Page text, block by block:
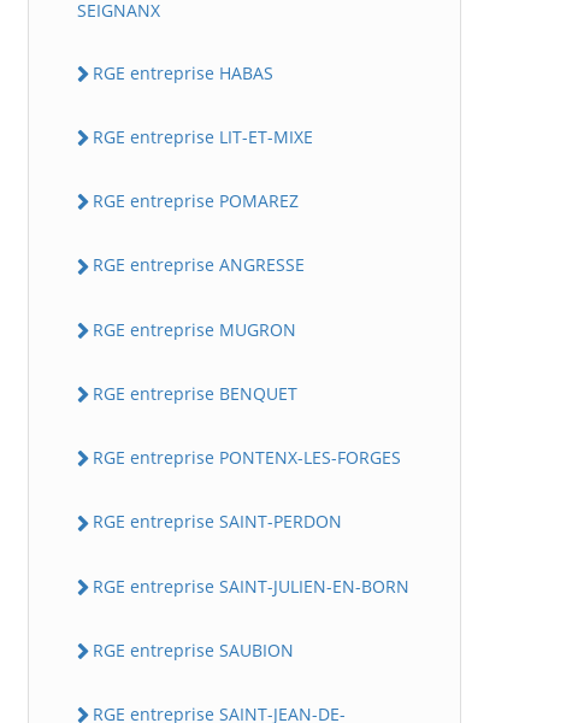
SEIGNANX
RGE entreprise HABAS
RGE entreprise LIT-ET-MIXE
RGE entreprise POMAREZ
RGE entreprise ANGRESSE
RGE entreprise MUGRON
RGE entreprise BENQUET
RGE entreprise PONTENX-LES-FORGES
RGE entreprise SAINT-PERDON
RGE entreprise SAINT-JULIEN-EN-BORN
RGE entreprise SAUBION
RGE entreprise SAINT-JEAN-DE-